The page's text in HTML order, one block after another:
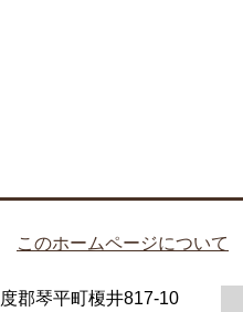
このホームページについて
郡琴平町榎井817-10